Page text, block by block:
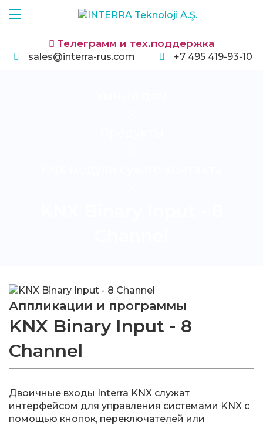
Телеграмм и тех.поддержка
sales@interra-rus.com +7 495 419-93-10
Аппликации и программы
KNX Binary Input - 8
Channel
Двоичные входы Interra KNX служат
интерфейсом для управления системами KNX с
помощью кнопок, переключателей или